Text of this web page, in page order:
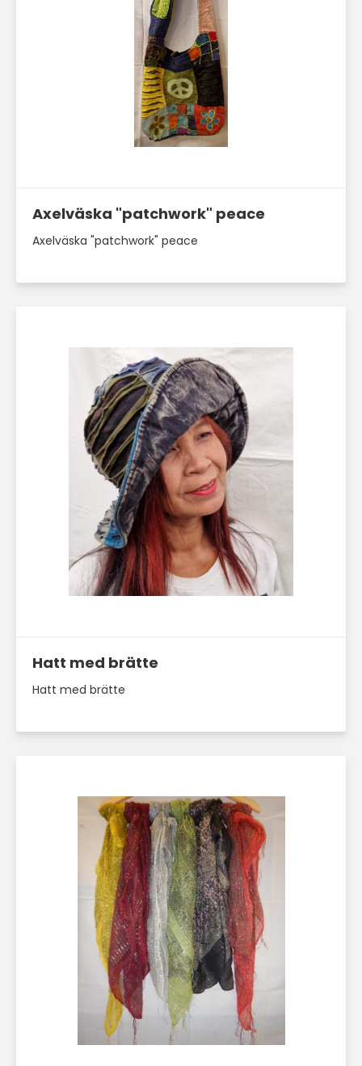
Axelväska "patchwork" peace
Axelväska "patchwork" peace
Läs mer här
Hatt med brätte
Hatt med brätte
Läs mer här
Läs mer här